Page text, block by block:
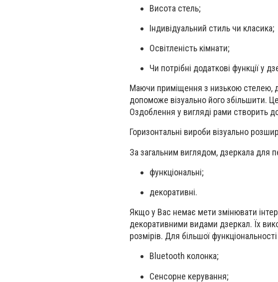
Висота стель;
Індивідуальний стиль чи класика;
Освітленість кімнати;
Чи потрібні додаткові функції у
Маючи приміщення з низькою стелею,
допоможе візуально його збільшити.
Оздоблення у вигляді рами створить
Горизонтальні вироби візуально
За загальним виглядом, дзеркала для
функціональні;
декоративні.
Якщо у Вас немає мети змінювати
декоративними видами дзеркал. Їх
розмірів. Для більшої
Bluetooth колонка;
Сенсорне керування;